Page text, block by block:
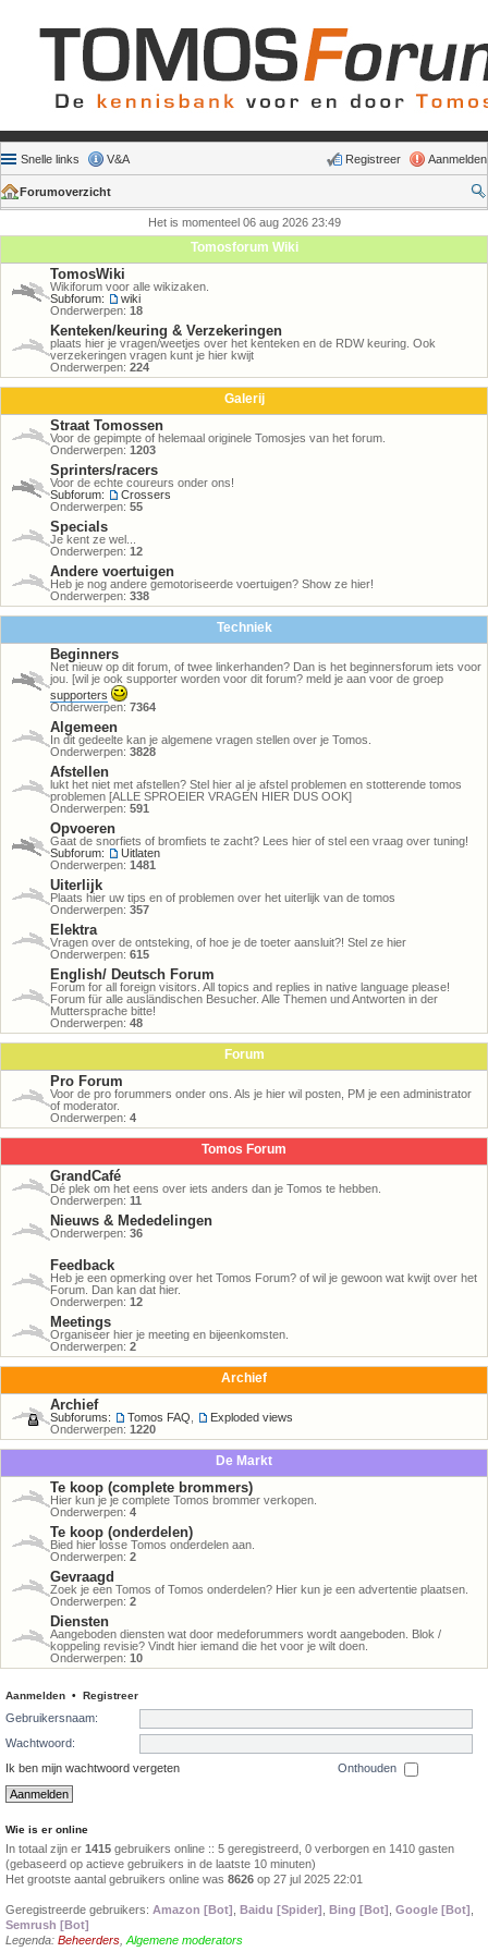
Snelle links V&A Aanmelden
Registreer
Forumoverzicht
Het is momenteel 06 aug 2026 23:49
Tomosforum Wiki
TomosWiki
Wikiforum voor alle wikizaken.
Subforum:
wiki
Onderwerpen: 18
Kenteken/keuring & Verzekeringen
plaats hier je vragen/weetjes over het kenteken en de RDW keuring. Ook
verzekeringen vragen kunt je hier kwijt
Onderwerpen: 224
Galerij
Straat Tomossen
Voor de gepimpte of helemaal originele Tomosjes van het forum.
Onderwerpen: 1203
Sprinters/racers
Voor de echte coureurs onder ons!
Subforum:
Crossers
Onderwerpen: 55
Specials
Je kent ze wel...
Onderwerpen: 12
Andere voertuigen
Heb je nog andere gemotoriseerde voertuigen? Show ze hier!
Onderwerpen: 338
Techniek
Beginners
Net nieuw op dit forum, of twee linkerhanden? Dan is het beginnersforum iets voor
jou. [wil je ook supporter worden voor dit forum? meld je aan voor de groep
supporters
Onderwerpen: 7364
Algemeen
In dit gedeelte kan je algemene vragen stellen over je Tomos.
Onderwerpen: 3828
Afstellen
lukt het niet met afstellen? Stel hier al je afstel problemen en stotterende tomos
problemen [ALLE SPROEIER VRAGEN HIER DUS OOK]
Onderwerpen: 591
Opvoeren
Gaat de snorfiets of bromfiets te zacht? Lees hier of stel een vraag over tuning!
Subforum:
Uitlaten
Onderwerpen: 1481
Uiterlijk
Plaats hier uw tips en of problemen over het uiterlijk van de tomos
Onderwerpen: 357
Elektra
Vragen over de ontsteking, of hoe je de toeter aansluit?! Stel ze hier
Onderwerpen: 615
English/ Deutsch Forum
Forum for all foreign visitors. All topics and replies in native language please!
Forum für alle ausländischen Besucher. Alle Themen und Antworten in der
Muttersprache bitte!
Onderwerpen: 48
Forum
Pro Forum
Voor de pro forummers onder ons. Als je hier wil posten, PM je een administrator
of moderator.
Onderwerpen: 4
Tomos Forum
GrandCafé
Dé plek om het eens over iets anders dan je Tomos te hebben.
Onderwerpen: 11
Nieuws & Mededelingen
Onderwerpen: 36
Feedback
Heb je een opmerking over het Tomos Forum? of wil je gewoon wat kwijt over het
Forum. Dan kan dat hier.
Onderwerpen: 12
Meetings
Organiseer hier je meeting en bijeenkomsten.
Onderwerpen: 2
Archief
Archief
Subforums: Tomos FAQ
Exploded views
Onderwerpen: 1220
De Markt
Te koop (complete brommers)
Hier kun je je complete Tomos brommer verkopen.
Onderwerpen: 4
Te koop (onderdelen)
Bied hier losse Tomos onderdelen aan.
Onderwerpen: 2
Gevraagd
Zoek je een Tomos of Tomos onderdelen? Hier kun je een advertentie plaatsen.
Onderwerpen: 2
Diensten
Aangeboden diensten wat door medeforummers wordt aangeboden. Blok /
koppeling revisie? Vindt hier iemand die het voor je wilt doen.
Onderwerpen: 10
Aanmelden • Registreer
Gebruikersnaam:
Wachtwoord:
Ik ben mijn wachtwoord vergeten
Onthouden
Wie is er online
In totaal zijn er 1415 gebruikers online :: 5 geregistreerd, 0 verborgen en 1410 gasten
(gebaseerd op actieve gebruikers in de laatste 10 minuten)
Het grootste aantal gebruikers online was 8626 op 27 jul 2025 22:01
Geregistreerde gebruikers: Amazon [Bot] Baidu [Spider] Bing [Bot] Google [Bot]
Semrush [Bot]
Legenda: Beheerders Algemene moderators